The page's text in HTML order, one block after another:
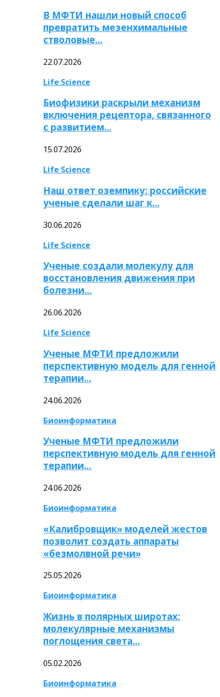
В МФТИ нашли новый способ
превратить мезенхимальные
стволовые…
22.07.2026
Life Science
Биофизики раскрыли механизм
включения рецептора, связанного
с развитием…
15.07.2026
Life Science
Наш ответ оземпику: российские
ученые сделали шаг к…
30.06.2026
Life Science
Ученые создали молекулу для
восстановления движения при
болезни…
26.06.2026
Life Science
Ученые МФТИ предложили
перспективную модель для генной
терапии…
24.06.2026
Биоинформатика
Ученые МФТИ предложили
перспективную модель для генной
терапии…
24.06.2026
Биоинформатика
«Калибровщик» моделей жестов
позволит создать аппараты
«безмолвной речи»
25.05.2026
Биоинформатика
Жизнь в полярных широтах:
молекулярные механизмы
поглощения света…
05.02.2026
Биоинформатика